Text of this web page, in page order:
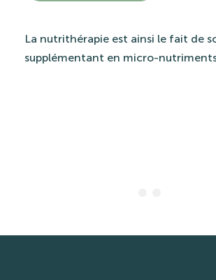
La nutrithérapie est ainsi le fait de
supplémentant en micro-